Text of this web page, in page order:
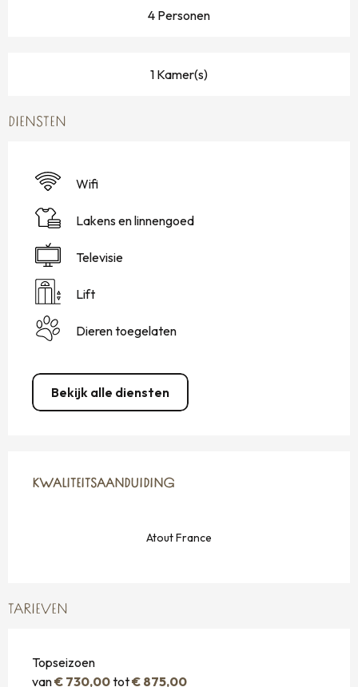
4 Personen
1 Kamer(s)
DIENSTEN
Wifi
Lakens en linnengoed
Televisie
Lift
Dieren toegelaten
Bekijk alle diensten
KWALITEITSAANDUIDING
KWALITEITSAANDUIDING
Atout France
TARIEVEN
Topseizoen
van€ 730,00tot€ 875,00